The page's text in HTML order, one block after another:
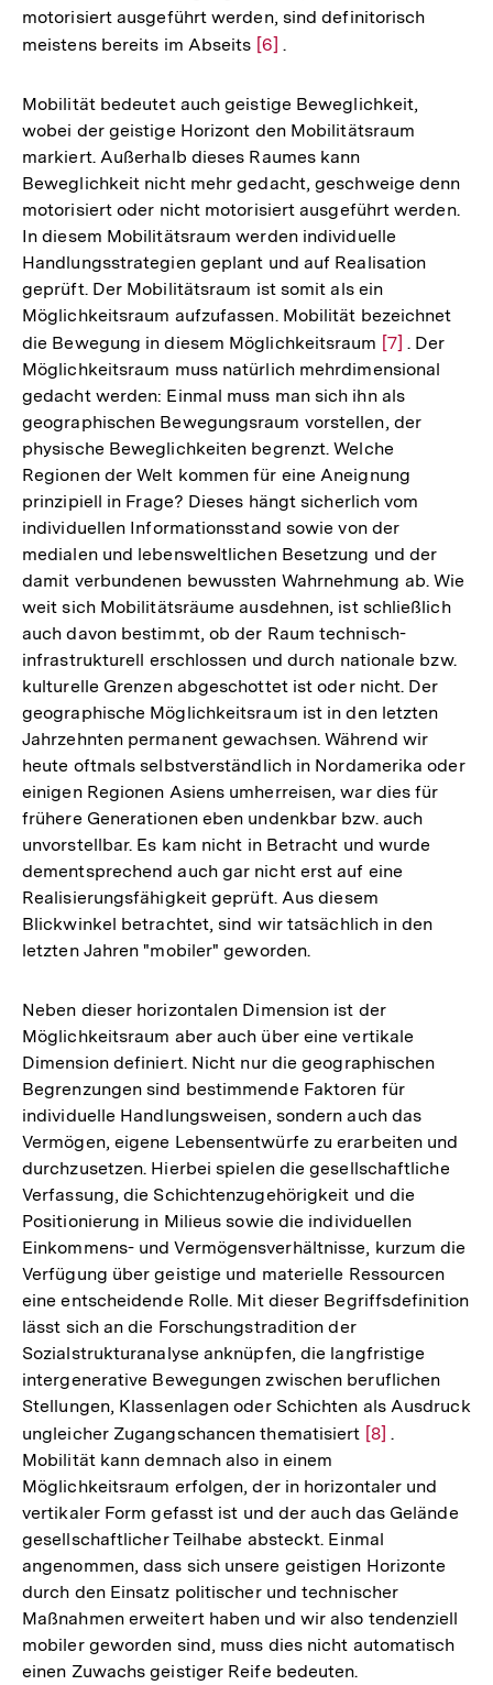
motorisiert ausgeführt werden, sind definitorisch
meistens bereits im Abseits Zur
der
Fußnote
[6] .
Mobilität bedeutet auch geistige Beweglichkeit,
wobei der geistige Horizont den Mobilitätsraum
markiert. Außerhalb dieses Raumes kann
Beweglichkeit nicht mehr gedacht, geschweige denn
motorisiert oder nicht motorisiert ausgeführt werden.
In diesem Mobilitätsraum werden individuelle
Handlungsstrategien geplant und auf Realisation
geprüft. Der Mobilitätsraum ist somit als ein
Möglichkeitsraum aufzufassen. Mobilität bezeichnet
die Bewegung in diesem Möglichkeitsraum Zur
Auflösung
der
Fußnote
[7] . Der
Möglichkeitsraum muss natürlich mehrdimensional
gedacht werden: Einmal muss man sich ihn als
geographischen Bewegungsraum vorstellen, der
physische Beweglichkeiten begrenzt. Welche
Regionen der Welt kommen für eine Aneignung
prinzipiell in Frage? Dieses hängt sicherlich vom
individuellen Informationsstand sowie von der
medialen und lebensweltlichen Besetzung und der
damit verbundenen bewussten Wahrnehmung ab. Wie
weit sich Mobilitätsräume ausdehnen, ist schließlich
auch davon bestimmt, ob der Raum technisch-
infrastrukturell erschlossen und durch nationale bzw.
kulturelle Grenzen abgeschottet ist oder nicht. Der
geographische Möglichkeitsraum ist in den letzten
Jahrzehnten permanent gewachsen. Während wir
heute oftmals selbstverständlich in Nordamerika oder
einigen Regionen Asiens umherreisen, war dies für
frühere Generationen eben undenkbar bzw. auch
unvorstellbar. Es kam nicht in Betracht und wurde
dementsprechend auch gar nicht erst auf eine
Realisierungsfähigkeit geprüft. Aus diesem
Blickwinkel betrachtet, sind wir tatsächlich in den
letzten Jahren "mobiler" geworden.
Neben dieser horizontalen Dimension ist der
Möglichkeitsraum aber auch über eine vertikale
Dimension definiert. Nicht nur die geographischen
Begrenzungen sind bestimmende Faktoren für
individuelle Handlungsweisen, sondern auch das
Vermögen, eigene Lebensentwürfe zu erarbeiten und
durchzusetzen. Hierbei spielen die gesellschaftliche
Verfassung, die Schichtenzugehörigkeit und die
Positionierung in Milieus sowie die individuellen
Einkommens- und Vermögensverhältnisse, kurzum die
Verfügung über geistige und materielle Ressourcen
eine entscheidende Rolle. Mit dieser Begriffsdefinition
lässt sich an die Forschungstradition der
Sozialstrukturanalyse anknüpfen, die langfristige
intergenerative Bewegungen zwischen beruflichen
Stellungen, Klassenlagen oder Schichten als Ausdruck
ungleicher Zugangschancen thematisiert Zur
der
Fußnote
[8] .
Mobilität kann demnach also in einem
Möglichkeitsraum erfolgen, der in horizontaler und
vertikaler Form gefasst ist und der auch das Gelände
gesellschaftlicher Teilhabe absteckt. Einmal
angenommen, dass sich unsere geistigen Horizonte
durch den Einsatz politischer und technischer
Maßnahmen erweitert haben und wir also tendenziell
mobiler geworden sind, muss dies nicht automatisch
einen Zuwachs geistiger Reife bedeuten.